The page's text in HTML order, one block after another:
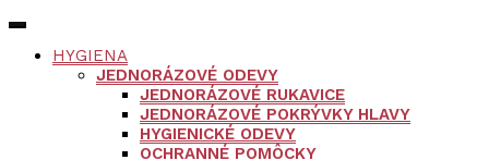
HYGIENA
JEDNORÁZOVÉ ODEVY
JEDNORÁZOVÉ RUKAVICE
JEDNORÁZOVÉ POKRÝVKY HLAVY
HYGIENICKÉ ODEVY
OCHRANNÉ POMÔCKY